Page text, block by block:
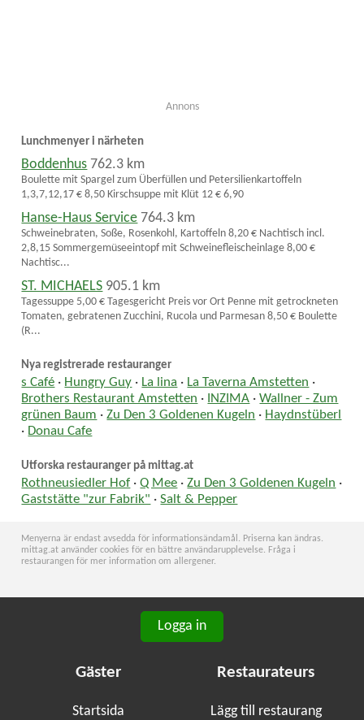
Annons
Lunchmenyer i närheten
Boddenhus 762.3 km
Boulette mit Spargel zum Überfüllen und Petersilienkartoffeln
1,3,7,12,17 € 8,50 Kirschsuppe mit Klüt 12 € 6,90
Hanse-Haus Service 764.3 km
Schweinebraten, Soße, Rosenkohl, Kartoffeln 8,20 € Nachtisch incl.
2,8,15 Sommergemüseeintopf mit Schweinefleischeinlage 8,00 €
Nachtisc...
ST. MICHAELS 905.1 km
Tagessuppe 5,00 € Tagesgericht Preis vor Ort Penne mit getrockneten
Tomaten, gebratenen Zucchini, Rucola und Parmesan 8,50 € Boulette
(R...
Nya registrerade restauranger
s Café · Hungry Guy · La lina · La Taverna Amstetten ·
Brothers Restaurant Amstetten · INZIMA ·Wallner - Zum
grünen Baum ·Zu Den 3 Goldenen Kugeln · Haydnstüberl
· Donau Cafe
Utforska restauranger på mittag.at
Rothneusiedler Hof ·Q Mee ·Zu Den 3 Goldenen Kugeln ·
Gaststätte "zur Fabrik" ·Salt & Pepper
Menyerna är endast avsedda för informationsändamål. Priserna kan ändras.
mittag.at använder cookies för en bättre användarupplevelse. Fråga i
restaurangen för mer information om allergener.
Logga in
Gäster
Startsida
Restaurateurs
Lägg till restaurang